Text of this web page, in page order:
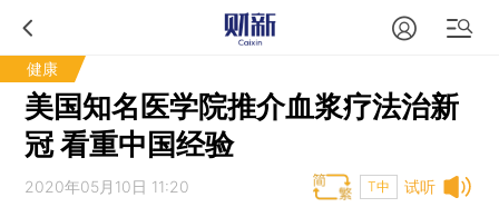
健康
美国知名医学院推介血浆疗法治新
冠 看重中国经验
试听
2020年05月10日 11:20 T中